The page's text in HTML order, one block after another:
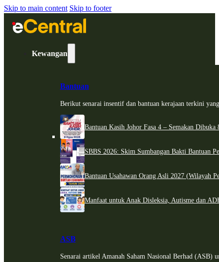
Skip to main content Skip to footer
Kewangan
Bantuan
Berikut senarai insentif dan bantuan kerajaan terkini
Bantuan Kasih Johor Fasa 4 – Semakan
SBBS 2026: Skim Sumbangan Bakti Bantuan
Bantuan Usahawan Orang Asli 2027 (Wilayah
Manfaat untuk Anak Disleksia, Autisme dan
ASB
Senarai artikel Amanah Saham Nasional Berhad (ASB)